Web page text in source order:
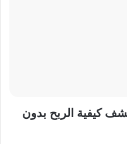
كيفية الربح بدون